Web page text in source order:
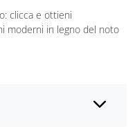
clicca e ottieni
moderni in legno del noto